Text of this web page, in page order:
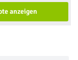
anzeigen